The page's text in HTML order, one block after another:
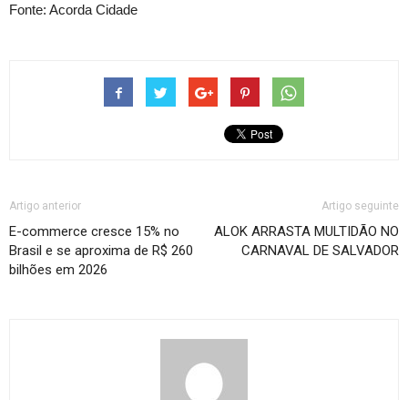
Fonte: Acorda Cidade
Artigo anterior
E-commerce cresce 15% no
Brasil e se aproxima de R$ 260
bilhões em 2026
Artigo seguinte
ALOK ARRASTA MULTIDÃO NO
CARNAVAL DE SALVADOR